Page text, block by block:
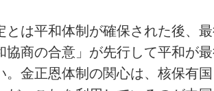
は平和体制が確保された後、
協商の合意」が先行して平和が
。金正恩体制の関心は、核保有